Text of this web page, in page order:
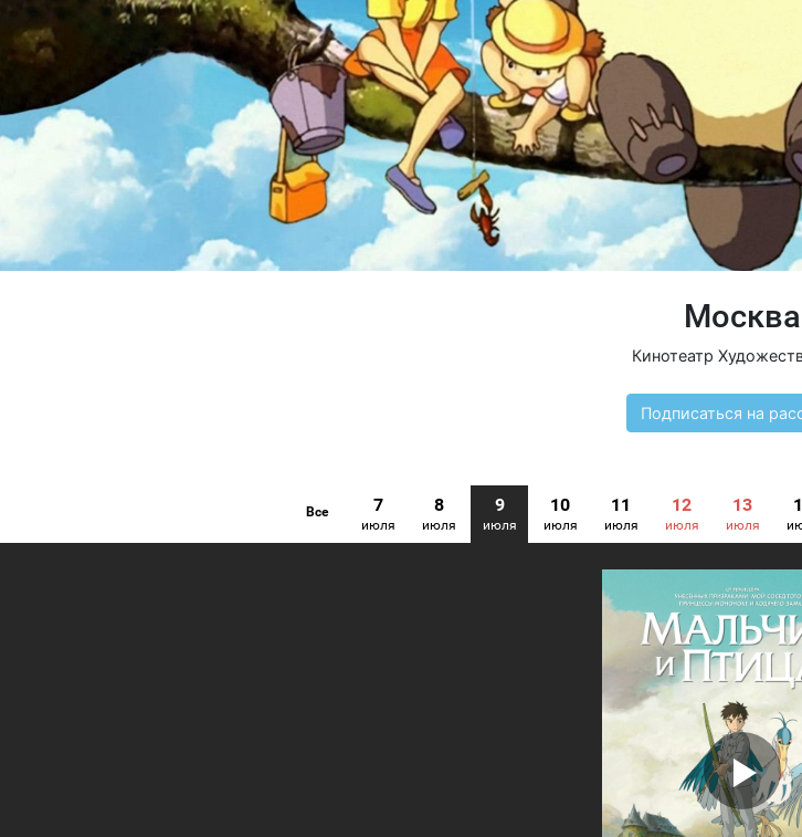
Москва
Кинотеатр
Подписаться на
Все 7
июля
8
июля
9
июля
10
июля
11
июля
12
июля
13
июля